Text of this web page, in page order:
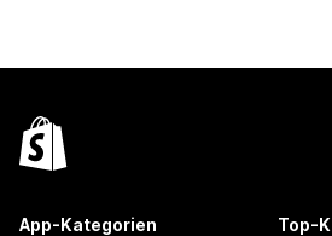
App-Kategorien Top-